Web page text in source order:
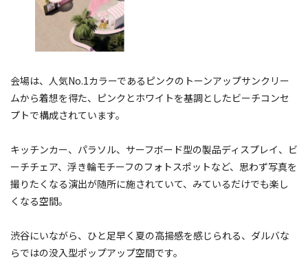
会場は、人気No.1カラーであるピンクのトーンアップサンクリー
ムから着想を得た、ピンクとホワイトを基調としたビーチコンセ
プトで構成されています。
キッチンカー、パラソル、サーフボード型の製品ディスプレイ、ビ
ーチチェア、浮き輪モチーフのフォトスポットなど、思わず写真を
撮りたくなる演出が随所に施されていて、みているだけでも楽し
くなる空間。
渋谷にいながら、ひと足早く夏の高揚感を感じられる、ダルバな
らではの没入型ポップアップ空間です。